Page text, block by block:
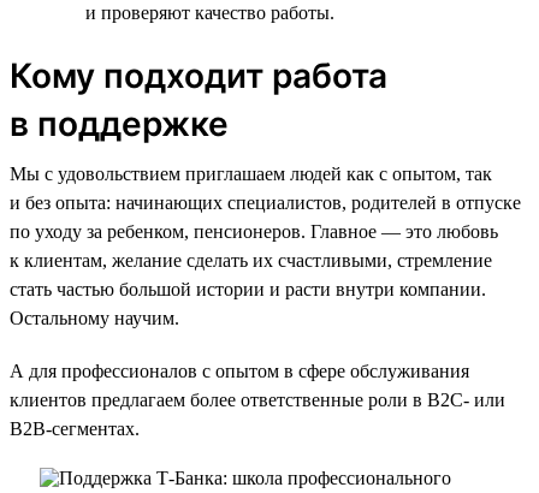
и проверяют качество работы.
Кому подходит работа
в поддержке
Мы с удовольствием приглашаем людей как с опытом, так
и без опыта: начинающих специалистов, родителей в отпуске
по уходу за ребенком, пенсионеров. Главное — это любовь
к клиентам, желание сделать их счастливыми, стремление
стать частью большой истории и расти внутри компании.
Остальному научим.
А для профессионалов с опытом в сфере обслуживания
клиентов предлагаем более ответственные роли в B2C- или
B2B-сегментах.